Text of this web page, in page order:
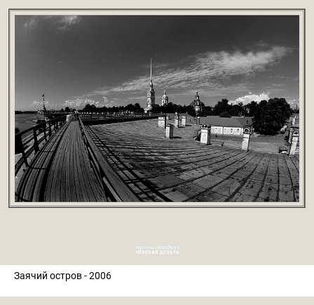
Заячий остров - 2006